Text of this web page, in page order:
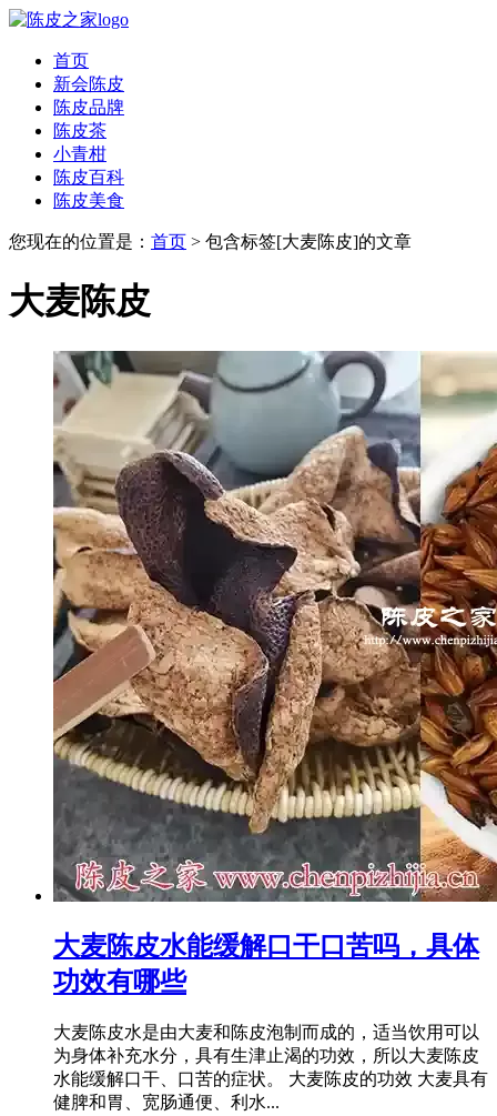
首页
新会陈皮
陈皮品牌
陈皮茶
小青柑
陈皮百科
陈皮美食
您现在的位置是： 首页 > 包含标签[大麦陈皮]的文章
大麦陈皮
大麦陈皮水能缓解口干口苦吗，具体
功效有哪些
大麦陈皮水是由大麦和陈皮泡制而成的，适当饮用可以
为身体补充水分，具有生津止渴的功效，所以大麦陈皮
水能缓解口干、口苦的症状。 大麦陈皮的功效 大麦具有
健脾和胃、宽肠通便、利水...